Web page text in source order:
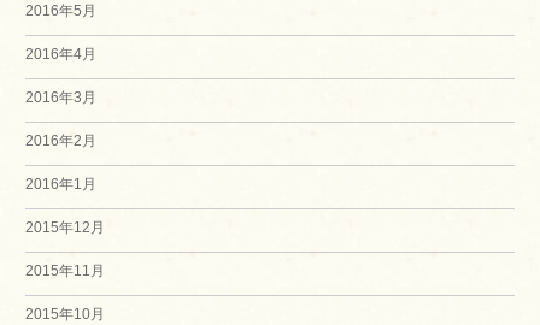
2016年5月
2016年4月
2016年3月
2016年2月
2016年1月
2015年12月
2015年11月
2015年10月